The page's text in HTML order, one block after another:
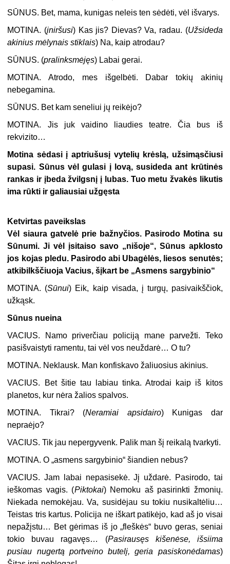
SŪNUS. Bet, mama, kunigas neleis ten sėdėti, vėl išvarys.
MOTINA. (įniršusi) Kas jis? Dievas? Va, radau. (Užsideda
akinius mėlynais stiklais) Na, kaip atrodau?
SŪNUS. (pralinksmėjęs) Labai gerai.
MOTINA.Atrodo, mes išgelbėti. Dabar tokių akinių
nebegamina.
SŪNUS. Bet kam seneliui jų reikėjo?
MOTINA. Jis juk vaidino liaudies teatre. Čia bus iš
rekvizito…
Motina sėdasi į aptriušusį vytelių krėslą, užsimąsčiusi
supasi. Sūnus vėl gulasi į lovą, susideda ant krūtinės
rankas ir įbeda žvilgsnį į lubas. Tuo metu žvakės likutis
ima rūkti ir galiausiai užgęsta
Ketvirtas paveikslas
Vėl siaura gatvelė prie bažnyčios. Pasirodo Motina su
Sūnumi. Ji vėl įsitaiso savo „nišoje“, Sūnus apklosto
jos kojas pledu. Pasirodo abi Ubagėlės, liesos senutės;
atkibilkščiuoja Vacius, šįkart be „Asmens sargybinio“
MOTINA. (Sūnui) Eik, kaip visada, į turgų, pasivaikščiok,
užkąsk.
Sūnus nueina
VACIUS.
Namo priverčiau policiją mane parvežti. Teko
pasišvaistyti ramentu, tai vėl vos neuždarė… O tu?
MOTINA. Neklausk. Man konfiskavo žaliuosius akinius.
VACIUS.
Bet šitie tau labiau tinka. Atrodai kaip iš kitos
planetos, kur nėra žalios spalvos.
MOTINA. Tikrai? (Neramiai apsidairo) Kunigas dar
nepraėjo?
VACIUS. Tik jau nepergyvenk. Palik man šį reikalą tvarkyti.
MOTINA.O „asmens sargybinio“ šiandien nebus?
VACIUS. Jam labai nepasisekė. Jį uždarė. Pasirodo, tai
ieškomas vagis. (Piktokai) Nemoku aš pasirinkti žmonių.
Niekada nemokėjau. Va, susidėjau su tokiu nusikaltėliu…
Teistas tris kartus. Policija ne iškart patikėjo, kad aš jo visai
nepažįstu… Bet gėrimas iš jo „fleškės“ buvo geras, seniai
tokio buvau ragavęs… (Pasirausęs kišenėse, išsiima
pusiau nugertą portveino butelį, geria pasiskonėdamas)